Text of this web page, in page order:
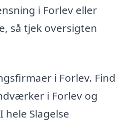
i Forlev eller
så tjek oversigten
i Forlev. Find
i Forlev og
Slagelse